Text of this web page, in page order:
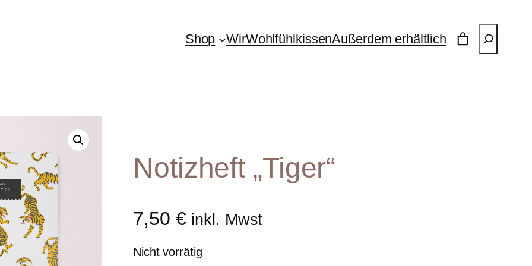
Shop WirWohlfühlkissenAußerdem erhältlich
Notizheft „Tiger“
7,50 € inkl. Mwst
Nicht vorrätig